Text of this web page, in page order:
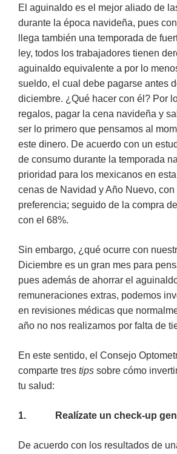
El aguinaldo es el mejor aliado de
durante la época navideña, pues
llega también una temporada de
ley, todos los trabajadores tienen
aguinaldo equivalente a por lo
sueldo, el cual debe pagarse antes
diciembre. ¿Qué hacer con él? Por
regalos, pagar la cena navideña y
ser lo primero que pensamos al
este dinero. De acuerdo con un
de consumo durante la temporada
prioridad para los mexicanos en
cenas de Navidad y Año Nuevo, con
preferencia; seguido de la compra
con el 68%.
Sin embargo, ¿qué ocurre con
Diciembre es un gran mes para
pues además de ahorrar el
remuneraciones extras, podemos
en revisiones médicas que
año no nos realizamos por falta de
En este sentido, el Consejo
comparte tres tips sobre cómo
tu salud:
1. Realízate un check-up
De acuerdo con los resultados de